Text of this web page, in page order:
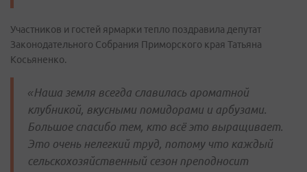
Участников и гостей ярмарки тепло поздравила депутат
Законодательного Собрания Приморского края Татьяна
Косьяненко.
«Наша земля всегда славилась ароматной
клубникой, вкусными помидорами и арбузами.
Большое спасибо тем, кто всё это выращивает.
Это очень нелегкий труд, потому что каждый
сельскохозяйственный сезон преподносит